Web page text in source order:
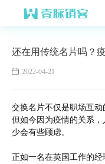
还在用传统名片吗？
2022-04-21
交换名片不仅是职场互动
但如今因为疫情的关系
少会有些顾虑。
正如一名在英国工作的